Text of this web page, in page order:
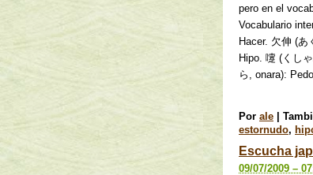
pero en el
Vocabulario
Hacer. 欠伸 (
Hipo. 嚔 (くし
ら, onara):
Por ale |
estornudo,
Escucha
09/07/2009 –